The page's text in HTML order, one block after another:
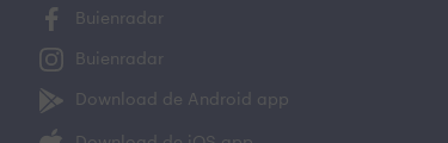
Buienradar
Buienradar
Download de Android app